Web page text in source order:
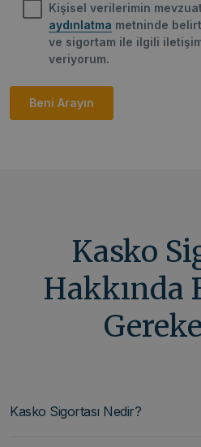
Kişisel verilerimin
aydınlatma metninde
ve sigortam ile ilgili
veriyorum.
Kasko
Hakkında
Kasko Sigortası Nedir?